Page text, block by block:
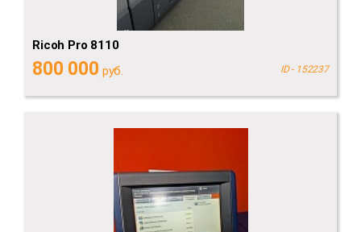
Ricoh Pro 8110
800 000 руб. ID - 152237